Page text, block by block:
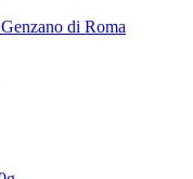
di Roma